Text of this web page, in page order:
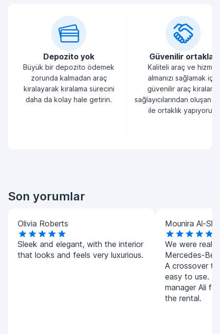
Depozito yok
Büyük bir depozito ödemek
zorunda kalmadan araç
kiralayarak kiralama sürecini
daha da kolay hale getirin.
Güvenilir ortaklar
Kaliteli araç ve hizmet
almanızı sağlamak için
güvenilir araç kiralama
sağlayıcılarından oluşan
ile ortaklık yapıyoruz.
Son yorumlar
Olivia Roberts
Sleek and elegant, with the interior
that looks and feels very luxurious.
Mounira Al-
We were
Mercedes-
A crossover
easy to use.
manager Ali
the rental.